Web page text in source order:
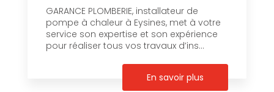
GARANCE PLOMBERIE, installateur de
pompe à chaleur à Eysines, met à votre
service son expertise et son expérience
pour réaliser tous vos travaux d’ins...
En savoir plus